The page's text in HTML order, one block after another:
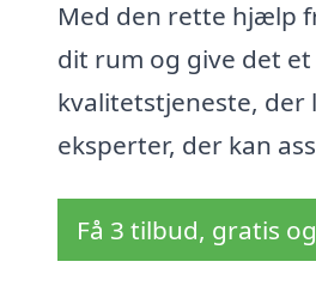
Med den rette hjælp
dit rum og give det
kvalitetstjeneste, der
eksperter, der kan
Få 3 tilbud, gratis